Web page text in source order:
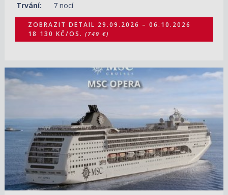
Trvání:
7 nocí
ZOBRAZIT DETAIL 29.09.2026 – 06.10.2026
18 130 KČ/OS. (749 €)
ZOBRAZIT DETAIL
12.08.2026 – 22.08.2026
ZOBRAZIT DETAIL
22.08.2026 – 01.09.2026
33 370 KČ/OS.
(1 379 €)
ZOBRAZIT DETAIL
01.09.2026 – 11.09.2026
28 290 KČ/OS.
(1 169 €)
ZOBRAZIT DETAIL
11.09.2026 – 21.09.2026
28 530 KČ/OS.
(1 179 €)